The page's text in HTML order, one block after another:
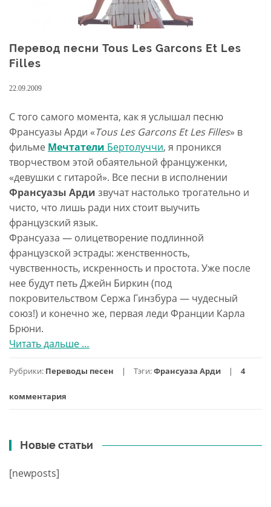
Перевод песни Tous Les Garcons Et Les
Filles
22.09.2009
С того самого момента, как я услышал песню
Франсуазы Арди «Tous Les Garcons Et Les Filles» в
фильме Мечтатели Бертолуччи, я проникся
творчеством этой обаятельной француженки,
«девушки с гитарой». Все песни в исполнении
Франсуазы Арди звучат настолько трогательно и
чисто, что лишь ради них стоит выучить
французский язык.
Франсуаза — олицетворение подлинной
французской эстрады: женственность,
чувственность, искренность и простота. Уже после
нее будут петь Джейн Биркин (под
покровительством Сержа Гинзбура — чудесный
союз!) и конечно же, первая леди Франции Карла
Брюни.
Читать дальше проПеревод
Tous
Filles
…
Рубрики: Переводы песен Тэги:Франсуаза Арди 4
комментария
Новые статьи
[newposts]